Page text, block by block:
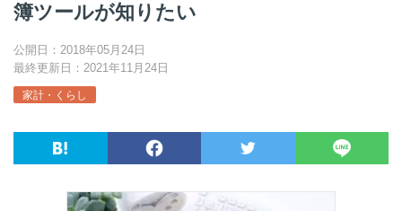
簿ツールが知りたい
公開日：2018年05月24日
最終更新日：2021年11月24日
家計・くらし